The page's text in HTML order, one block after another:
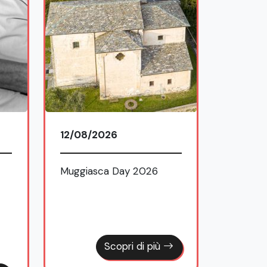
12/08/2026
Muggiasca Day 2026
Scopri di più